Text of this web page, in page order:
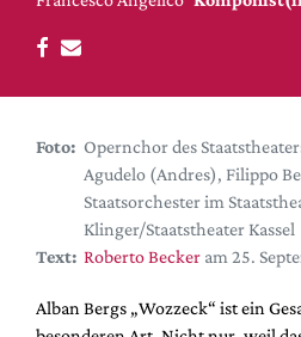
DdB-map
Kalender
Premierensuche
Festival-Planer
Hefte
Alle Hefte
Leseproben
Podcast
Foto: Opernchor des
Agudelo (Andres), Filippo
Staatsorchester im
Klinger/Staatstheater Kassel
Text: Roberto Becker am 25.
Alban Bergs „Wozzeck“ ist ein